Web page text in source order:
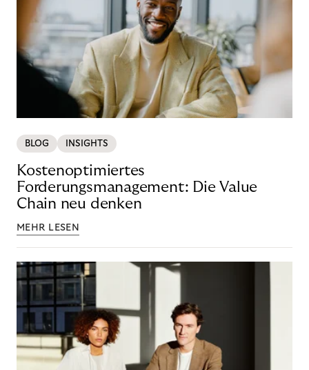
BLOG INSIGHTS
Kostenoptimiertes
Forderungsmanagement: Die Value
Chain neu denken
MEHR LESEN